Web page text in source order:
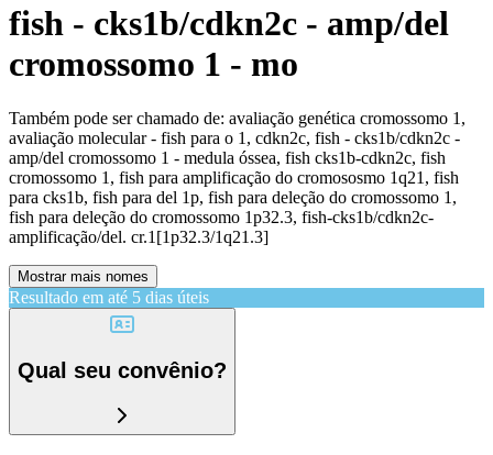
fish - cks1b/cdkn2c - amp/del
cromossomo 1 - mo
Também pode ser chamado de: avaliação genética cromossomo 1,
avaliação molecular - fish para o 1, cdkn2c, fish - cks1b/cdkn2c -
amp/del cromossomo 1 - medula óssea, fish cks1b-cdkn2c, fish
cromossomo 1, fish para amplificação do cromososmo 1q21, fish
para cks1b, fish para del 1p, fish para deleção do cromossomo 1,
fish para deleção do cromossomo 1p32.3, fish-cks1b/cdkn2c-
amplificação/del. cr.1[1p32.3/1q21.3]
Mostrar mais nomes
Resultado em até 5 dias úteis
Qual seu convênio?